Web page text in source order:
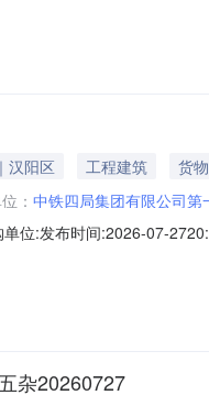
兑汇票支付条件:在收到发
汉阳区 工程建筑
货物
： 中铁四局集团有限公司第
位:发布时间:2026-07-
执行过程中必须保持固定
杂20260727